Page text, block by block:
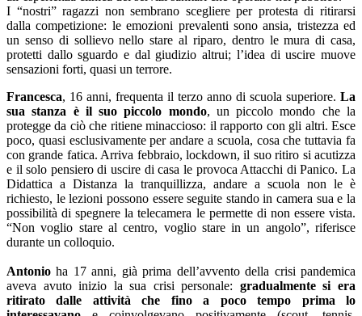
I “nostri” ragazzi non sembrano scegliere per protesta di ritirarsi
dalla competizione: le emozioni prevalenti sono ansia, tristezza ed
un senso di sollievo nello stare al riparo, dentro le mura di casa,
protetti dallo sguardo e dal giudizio altrui; l’idea di uscire muove
sensazioni forti, quasi un terrore.
Francesca, 16 anni, frequenta il terzo anno di scuola superiore. La
sua stanza è il suo piccolo mondo, un piccolo mondo che la
protegge da ciò che ritiene minaccioso: il rapporto con gli altri. Esce
poco, quasi esclusivamente per andare a scuola, cosa che tuttavia fa
con grande fatica. Arriva febbraio, lockdown, il suo ritiro si acutizza
e il solo pensiero di uscire di casa le provoca Attacchi di Panico. La
Didattica a Distanza la tranquillizza, andare a scuola non le è
richiesto, le lezioni possono essere seguite stando in camera sua e la
possibilità di spegnere la telecamera le permette di non essere vista.
“Non voglio stare al centro, voglio stare in un angolo”, riferisce
durante un colloquio.
Antonio ha 17 anni, già prima dell’avvento della crisi pandemica
aveva avuto inizio la sua crisi personale: gradualmente si era
ritirato dalle attività che fino a poco tempo prima lo